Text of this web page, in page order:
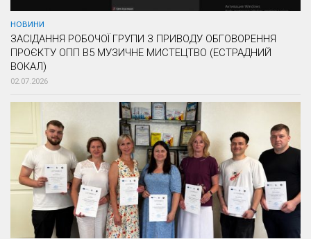
НОВИНИ
ЗАСІДАННЯ РОБОЧОЇ ГРУПИ З ПРИВОДУ ОБГОВОРЕННЯ
ПРОЄКТУ ОПП В5 МУЗИЧНЕ МИСТЕЦТВО (ЕСТРАДНИЙ
ВОКАЛ)
02.07.2026